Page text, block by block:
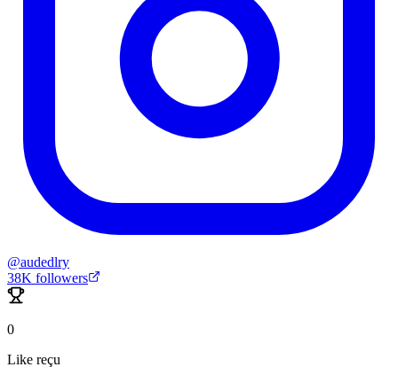
@audedlry
38K followers
0
Like reçu